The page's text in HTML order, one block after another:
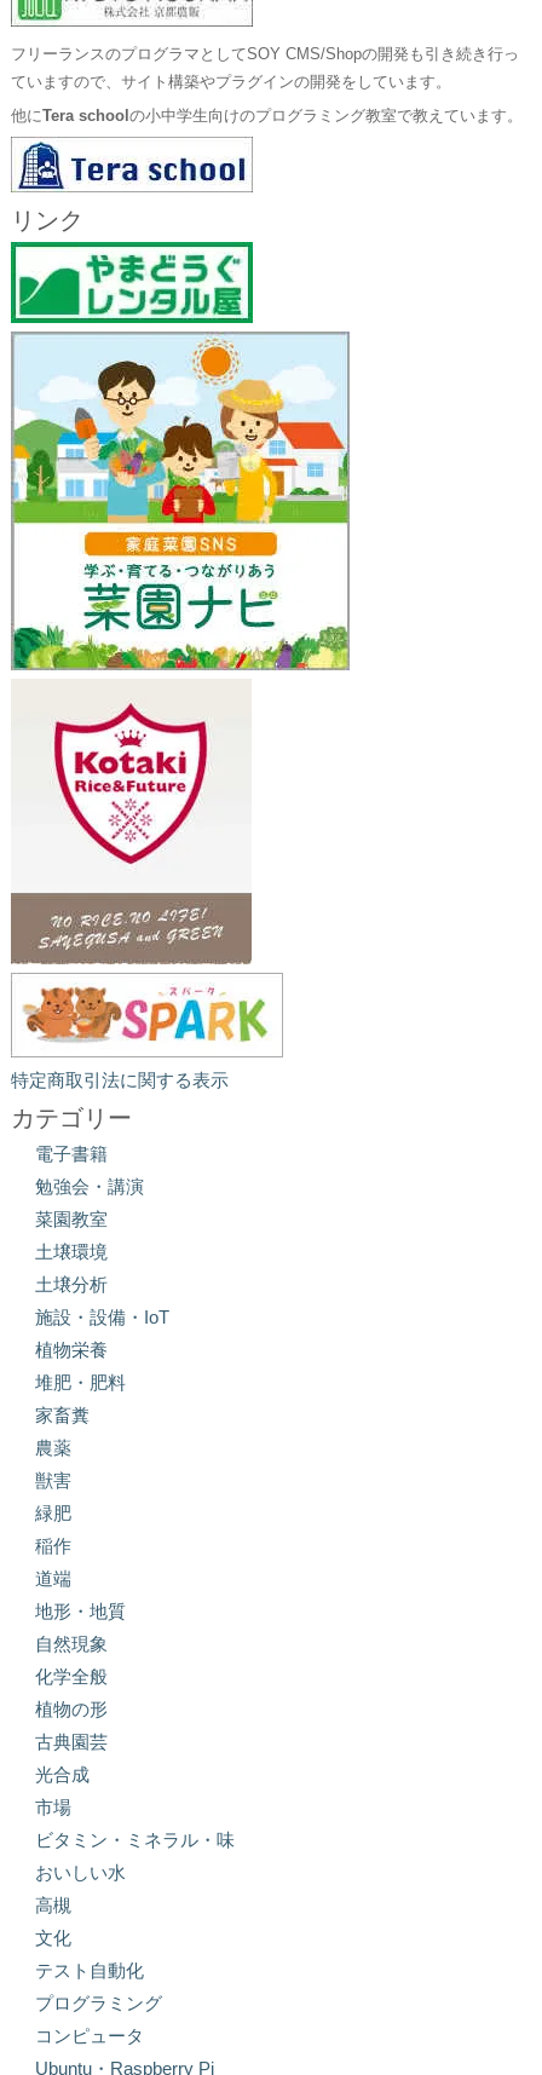
フリーランスのプログラマとしてSOY CMS/Shopの開発も引き続き行っ
ていますので、サイト構築やプラグインの開発をしています。
他にTera school の小中学生向けのプログラミング教室で教えています。
リンク
特定商取引法に関する表示
カテゴリー
電子書籍
勉強会・講演
菜園教室
土壌環境
土壌分析
施設・設備・IoT
植物栄養
堆肥・肥料
家畜糞
農薬
獣害
緑肥
稲作
道端
地形・地質
自然現象
化学全般
植物の形
古典園芸
光合成
市場
ビタミン・ミネラル・味
おいしい水
高槻
文化
テスト自動化
プログラミング
コンピュータ
Ubuntu・Raspberry Pi